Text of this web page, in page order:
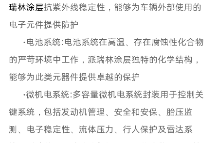
瑞林涂层抗紫外线稳定性，能够为车辆外部使用的
电子元件提供防护
·电池系统:电池系统在高温、存在腐蚀性化合物
的严苛环境中工作，派瑞林涂层独特的化学结构，
能够为此类元器件提供卓越的保护
·微机电系统:多容量微机电系统封装用于控制关
键系统，包括发动机管理、安全和安保、胎压监
测、电子稳定性、流体压力、行人保护及雷达系